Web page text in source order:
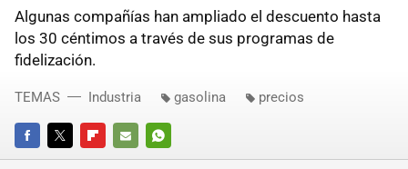
Algunas compañías han ampliado el descuento hasta
los 30 céntimos a través de sus programas de
fidelización.
FACEBOOKTWITTERFLIPBOARD
E-
WHATSAPP
TEMAS Industria gasolina precios